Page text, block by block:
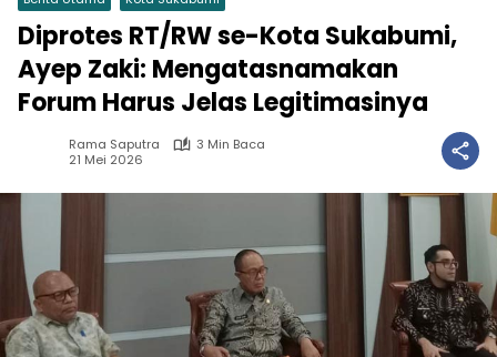
Diprotes RT/RW se-Kota Sukabumi,
Ayep Zaki: Mengatasnamakan
Forum Harus Jelas Legitimasinya
Rama Saputra
3 Min Baca
21 Mei 2026